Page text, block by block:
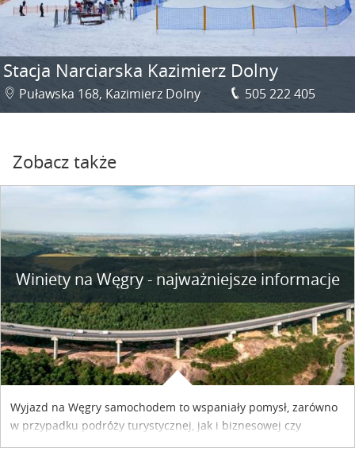
Stacja Narciarska Kazimierz Dolny
Puławska 168, Kazimierz Dolny 505 222 405
Zobacz także
Winiety na Węgry - najważniejsze informacje
Wyjazd na Węgry samochodem to wspaniały pomysł, zarówno
w przypadku podróży turystycznej, jak i biznesowej czy
służbowej. Pamiętać tylko trzeba o wykupieniu winiety, co